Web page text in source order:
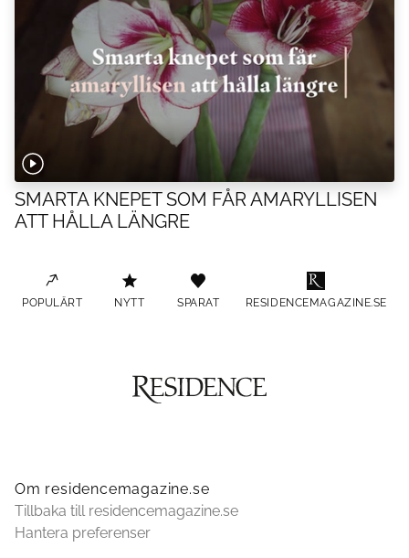
SMARTA KNEPET SOM FÅR AMARYLLISEN
ATT HÅLLA LÄNGRE
POPULÄRT NYTT SPARAT RESIDENCEMAGAZINE.SE
Om residencemagazine.se
Tillbaka till residencemagazine.se
Hantera preferenser